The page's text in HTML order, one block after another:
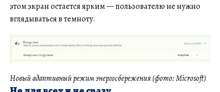
этом экран остается ярким — пользователю не нужно
вглядываться в темноту.
Новый адаптивный режим энергосбережения (фото: Microsoft)